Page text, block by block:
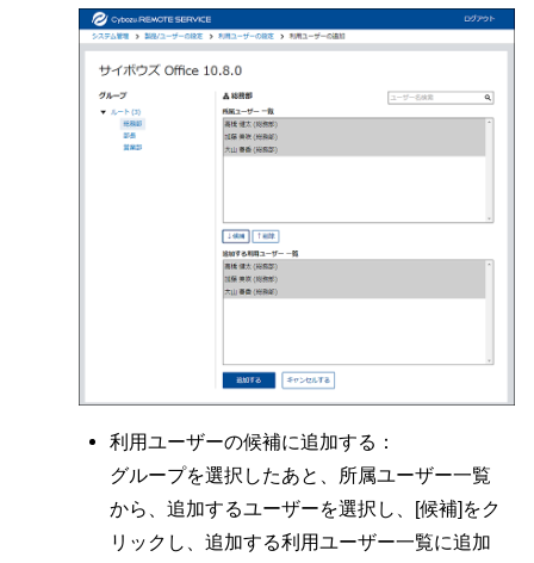
利用ユーザーの候補に追加する：
グループを選択したあと、所属ユーザー一覧
から、追加するユーザーを選択し、[候補]をク
リックし、追加する利用ユーザー一覧に追加